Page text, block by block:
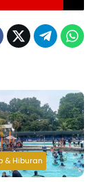
& Hiburan